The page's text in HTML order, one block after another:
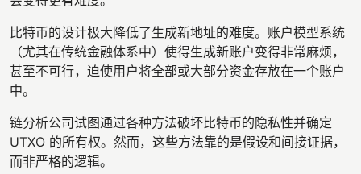
比特币的设计极大降低了生成新地址的难度。账户模型系统
（尤其在传统金融体系中）使得生成新账户变得非常麻烦，
甚至不可行，迫使用户将全部或大部分资金存放在一个账户
中。
链分析公司试图通过各种方法破坏比特币的隐私性并确定
UTXO 的所有权。然而，这些方法靠的是假设和间接证据，
而非严格的逻辑。